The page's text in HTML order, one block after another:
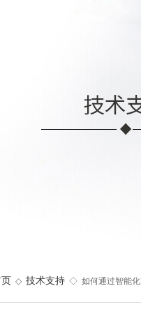
◇ 技术支持 ◇ 如何通过智能化